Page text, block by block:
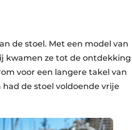
de stoel. Met een model van
kwamen ze tot de ontdekking
voor een langere takel van
de stoel voldoende vrije